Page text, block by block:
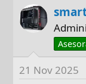
t
o
21 Nov 2025